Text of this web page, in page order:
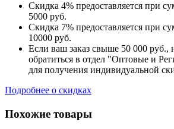
Скидка 4% предоставляется при
5000 руб.
Скидка 7% предоставляется при
10000 руб.
Если ваш заказ свыше 50 000 руб.,
обратиться в отдел "Оптовые и
для получения индивидуальной
Подробнее о скидках
Похожие товары